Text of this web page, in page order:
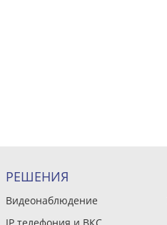
РЕШЕНИЯ
Видеонаблюдение